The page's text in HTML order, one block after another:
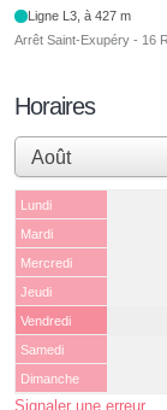
Ligne L3, à 427 m
Arrêt Saint-Exupéry - 16
Horaires
Lundi
Mardi
Mercredi
Jeudi
Vendredi
Samedi
Dimanche
Signaler une erreur